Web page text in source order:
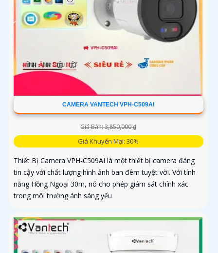
CAMERA VANTECH VPH-C509AI
Giá Bán: 3,850,000 ₫
Giá Khuyến Mại: 30%
Thiết Bị Camera VPH-C509AI là một thiết bị camera đáng
tin cậy với chất lượng hình ảnh ban đêm tuyệt vời. Với tính
năng Hồng Ngoại 30m, nó cho phép giám sát chính xác
trong môi trường ánh sáng yếu